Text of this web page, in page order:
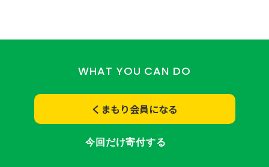
WHAT YOU CAN DO
くまもり会員になる
今回だけ寄付する